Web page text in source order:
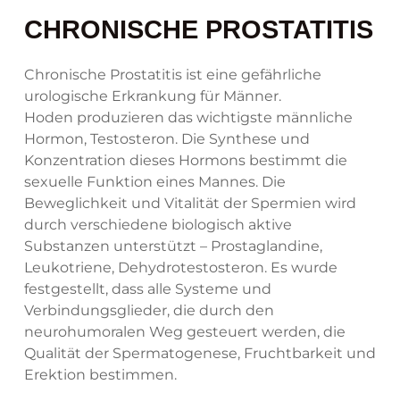
CHRONISCHE PROSTATITIS
Chronische Prostatitis ist eine gefährliche
urologische Erkrankung für Männer.
Hoden produzieren das wichtigste männliche
Hormon, Testosteron. Die Synthese und
Konzentration dieses Hormons bestimmt die
sexuelle Funktion eines Mannes. Die
Beweglichkeit und Vitalität der Spermien wird
durch verschiedene biologisch aktive
Substanzen unterstützt – Prostaglandine,
Leukotriene, Dehydrotestosteron. Es wurde
festgestellt, dass alle Systeme und
Verbindungsglieder, die durch den
neurohumoralen Weg gesteuert werden, die
Qualität der Spermatogenese, Fruchtbarkeit und
Erektion bestimmen.